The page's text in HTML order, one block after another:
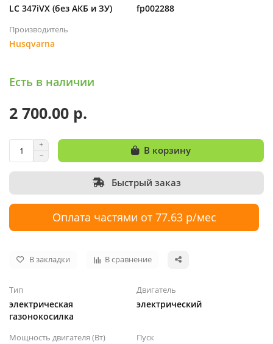
LC 347iVX (без АКБ и ЗУ) fp002288
Производитель
Husqvarna
Есть в наличии
2 700.00 р.
В корзину
Быстрый заказ
Оплата частями от 77.63 р/мес
В закладки В сравнение
Тип
электрическая
газонокосилка
Двигатель
электрический
Мощность двигателя (Вт) Пуск